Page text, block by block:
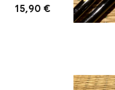
15,90 €